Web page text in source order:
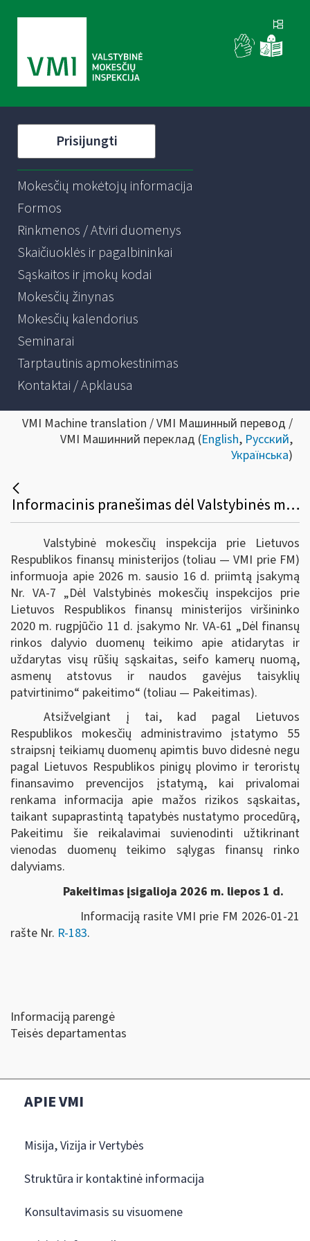
Prisijungti
Mokesčių mokėtojų informacija
Formos
Rinkmenos / Atviri duomenys
Skaičiuoklės ir pagalbininkai
Sąskaitos ir įmokų kodai
Mokesčių žinynas
Mokesčių kalendorius
Seminarai
Tarptautinis apmokestinimas
Kontaktai / Apklausa
VMI Machine translation / VMI Машинный перевод /
VMI Машинний переклад (English, Русский,
Українська)
Informacinis pranešimas dėl Valstybinės mokesčių inspekcijos prie Lietuvos Respublikos finansų ministerijos viršininko 2020 m. rugpjūčio 11 d. įsakymo Nr. VA-61 „Dėl finansų rinkos dalyvio duomenų teikimo apie atidarytas ir uždarytas visų rūšių sąskaitas, seifo kamerų nuomą, asmenų atstovus ir naudos gavėjus taisyklių patvirtinimo“ pakeitimo
Valstybinė mokesčių inspekcija prie Lietuvos
Respublikos finansų ministerijos (toliau — VMI prie FM)
informuoja apie 2026 m. sausio 16 d. priimtą įsakymą
Nr. VA-7 „Dėl Valstybinės mokesčių inspekcijos prie
Lietuvos Respublikos finansų ministerijos viršininko
2020 m. rugpjūčio 11 d. įsakymo Nr. VA-61 „Dėl finansų
rinkos dalyvio duomenų teikimo apie atidarytas ir
uždarytas visų rūšių sąskaitas, seifo kamerų nuomą,
asmenų atstovus ir naudos gavėjus taisyklių
patvirtinimo“ pakeitimo“ (toliau — Pakeitimas).
Atsižvelgiant į tai, kad pagal Lietuvos
Respublikos mokesčių administravimo įstatymo 55
straipsnį teikiamų duomenų apimtis buvo didesnė negu
pagal Lietuvos Respublikos pinigų plovimo ir teroristų
finansavimo prevencijos įstatymą, kai privalomai
renkama informacija apie mažos rizikos sąskaitas,
taikant supaprastintą tapatybės nustatymo procedūrą,
Pakeitimu šie reikalavimai suvienodinti užtikrinant
vienodas duomenų teikimo sąlygas finansų rinko
dalyviams.
Pakeitimas įsigalioja 2026 m. liepos 1 d.
Informaciją rasite VMI prie FM 2026-01-21
rašte Nr. R-183.
Informaciją parengė
Teisės departamentas
APIE VMI
Misija, Vizija ir Vertybės
Struktūra ir kontaktinė informacija
Konsultavimasis su visuomene